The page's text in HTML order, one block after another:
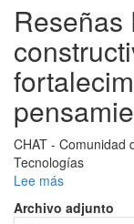
a
estudiantes
de
Ingeniería
articulados
al
desarrollo
de
Software
Reseñas
CHAT - Comunidad
Tecnologías
Lee más
Reseñas
Paradigmas
Archivo adjunto